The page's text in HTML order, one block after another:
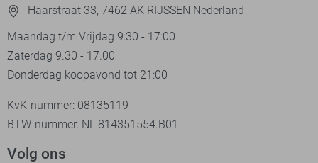
Haarstraat 33, 7462 AK RIJSSEN Nederland
Maandag t/m Vrijdag 9:30 - 17:00
Zaterdag 9.30 - 17.00
Donderdag koopavond tot 21:00
KvK-nummer: 08135119
BTW-nummer: NL 814351554.B01
Volg ons